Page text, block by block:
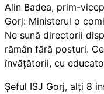
Alin Badea, prim-
Gorj: Ministerul o
Ne sună directorii
rămân fără posturi.
învățătorii, cu
Șeful ISJ Gorj, alți 8